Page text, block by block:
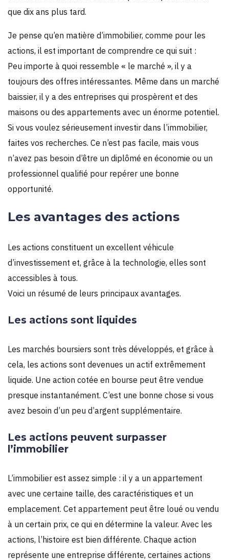
que dix ans plus tard.
Je pense qu’en matière d’immobilier, comme pour les
actions, il est important de comprendre ce qui suit :
Peu importe à quoi ressemble « le marché », il y a
toujours des offres intéressantes. Même dans un marché
baissier, il y a des entreprises qui prospèrent et des
maisons ou des appartements avec un énorme potentiel.
Si vous voulez sérieusement investir dans l’immobilier,
faites vos recherches. Ce n’est pas facile, mais vous
n’avez pas besoin d’être un diplômé en économie ou un
professionnel qualifié pour repérer une bonne
opportunité.
Les avantages des actions
Les actions constituent un excellent véhicule
d’investissement et, grâce à la technologie, elles sont
accessibles à tous.
Voici un résumé de leurs principaux avantages.
Les actions sont liquides
Les marchés boursiers sont très développés, et grâce à
cela, les actions sont devenues un actif extrêmement
liquide. Une action cotée en bourse peut être vendue
presque instantanément. C’est une bonne chose si vous
avez besoin d’un peu d’argent supplémentaire.
Les actions peuvent surpasser
l’immobilier
L’immobilier est assez simple : il y a un appartement
avec une certaine taille, des caractéristiques et un
emplacement. Cet appartement peut être loué ou vendu
à un certain prix, ce qui en détermine la valeur. Avec les
actions, l’histoire est bien différente. Chaque action
représente une entreprise différente, certaines actions